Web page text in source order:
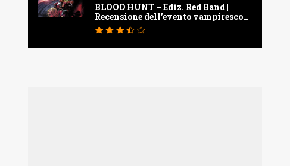
BLOOD HUNT – Ediz. Red Band |
Recensione dell’evento vampiresco
della Marvel